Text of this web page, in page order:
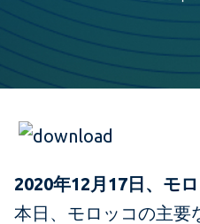
2020年12月17日、モ
本日、モロッコの主要